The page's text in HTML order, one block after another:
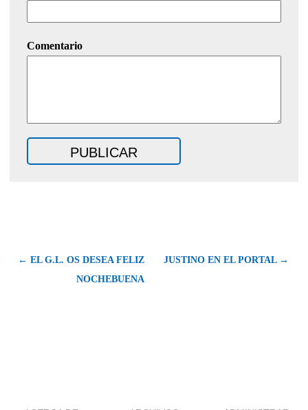
Comentario
← EL G.L. OS DESEA FELIZ
NOCHEBUENA
JUSTINO EN EL PORTAL →